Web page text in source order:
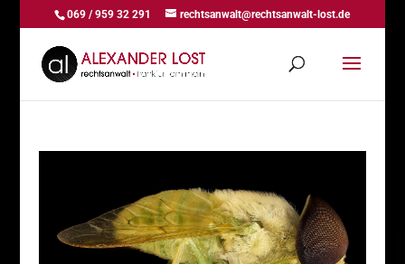
069 / 959 32 291 rechtsanwalt@rechtsanwalt-lost.de